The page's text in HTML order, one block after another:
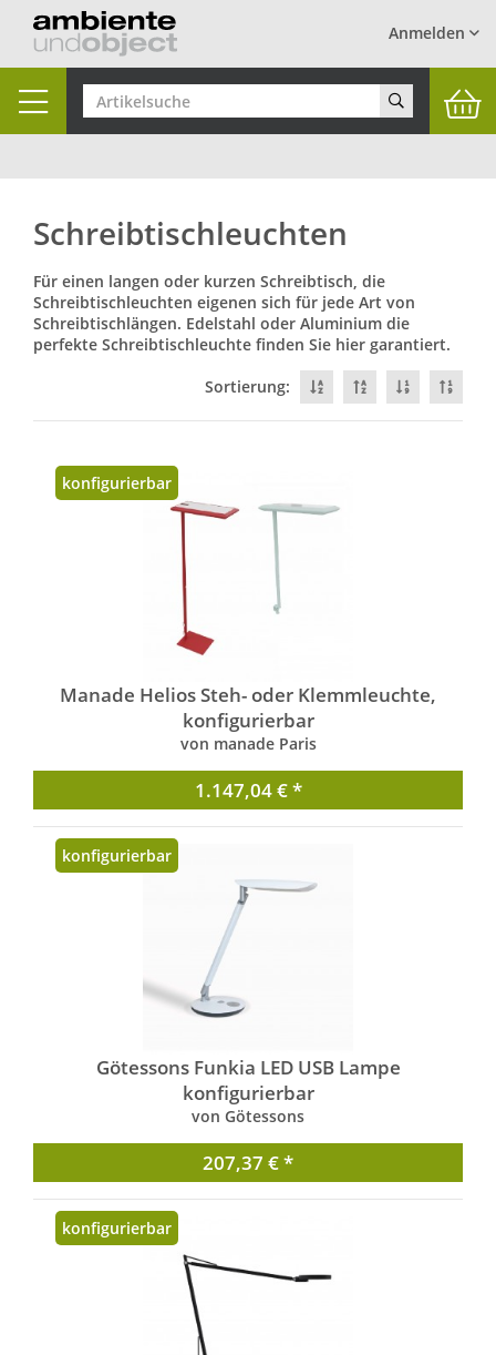
Anmelden
Toggle
navigation
Schreibtischleuchten
Für einen langen oder kurzen Schreibtisch, die
Schreibtischleuchten eigenen sich für jede Art von
Schreibtischlängen. Edelstahl oder Aluminium die
perfekte Schreibtischleuchte finden Sie hier garantiert.
Sortierung:
Manade Helios Steh- oder Klemmleuchte,
konfigurierbar
von manade Paris
konfigurierbar
1.147,04 € *
Götessons Funkia LED USB Lampe
konfigurierbar
von Götessons
konfigurierbar
207,37 € *
konfigurierbar